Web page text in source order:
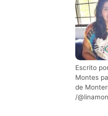
Escrito
Montes
de
/